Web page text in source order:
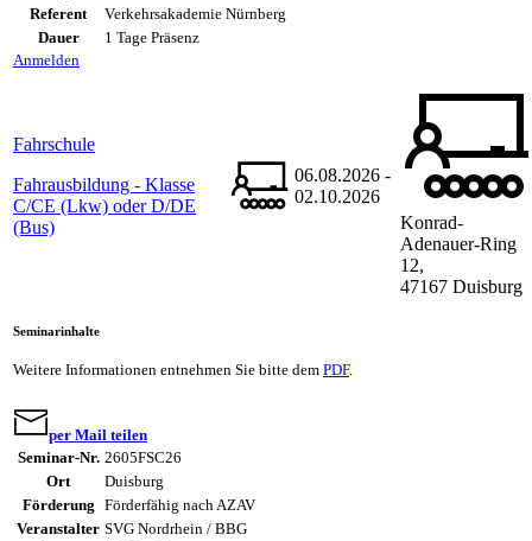
Referent
Verkehrsakademie Nürnberg
Dauer
1 Tage Präsenz
Anmelden
Fahrschule
Fahrausbildung - Klasse
C/CE (Lkw) oder D/DE
(Bus)
06.08.2026 -
02.10.2026
Konrad-
Adenauer-Ring
12,
47167 Duisburg
Seminarinhalte
Weitere Informationen entnehmen Sie bitte dem PDF.
per Mail teilen
Seminar-Nr. 2605FSC26
Ort
Duisburg
Förderung Förderfähig nach AZAV
Veranstalter SVG Nordrhein / BBG